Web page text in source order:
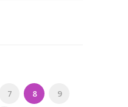
7 8 9